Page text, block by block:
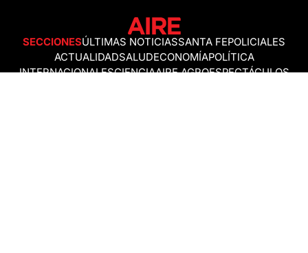
SECCIONESÚLTIMAS NOTICIASSANTA FEPOLICIALES
ACTUALIDADSALUDECONOMÍAPOLÍTICA
INTERNACIONALESCIENCIAAIRE AGROESPECTÁCULOS